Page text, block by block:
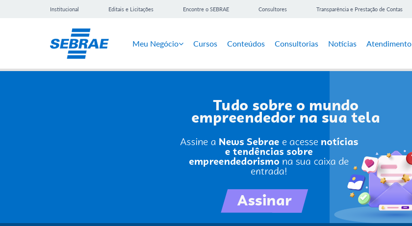
Institucional Editais e Licitações Encontre o SEBRAE Consultores Transparência e Prestação de Contas
Meu Negócio Cursos Conteúdos Consultorias Notícias Atendimento